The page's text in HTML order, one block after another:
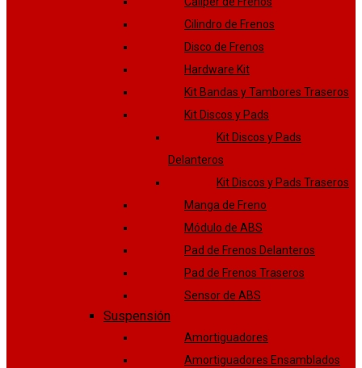
Cilindro de Frenos
Disco de Frenos
Hardware Kit
Kit Bandas y Tambores Traseros
Kit Discos y Pads
Kit Discos y Pads
Delanteros
Kit Discos y Pads Traseros
Manga de Freno
Módulo de ABS
Pad de Frenos Delanteros
Pad de Frenos Traseros
Sensor de ABS
Suspensión
Amortiguadores
Amortiguadores Ensamblados